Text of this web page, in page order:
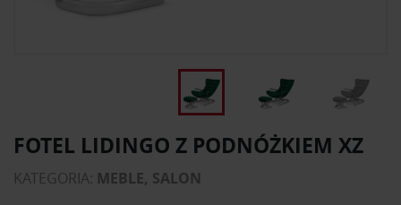
FOTEL LIDINGO Z PODNÓŻKIEM XZ
KATEGORIA: MEBLE, SALON